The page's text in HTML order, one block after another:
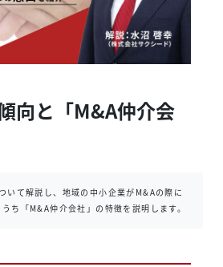
向と「M&A仲介会
いて解説し、地域の中小企業がM&Aの際に
ち「M&A仲介会社」の特徴を説明します。